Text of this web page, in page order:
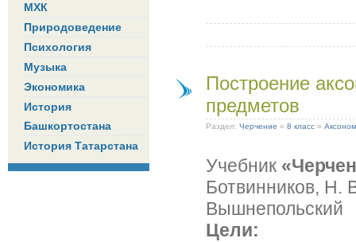
МХК
Природоведение
Психология
Музыка
Экономика
История
Башкортостана
История Татарстана
Построение
предметов
Раздел: Черчение » 8 класс »
Учебник
Ботвинников, Н.
Вышнепольский
Цели: